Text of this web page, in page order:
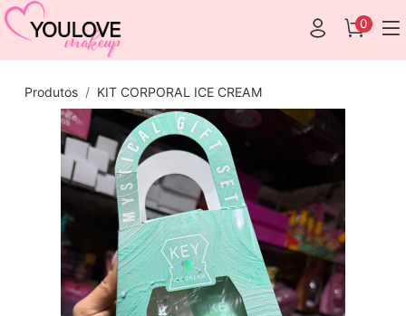
0
Produtos KIT CORPORAL ICE CREAM